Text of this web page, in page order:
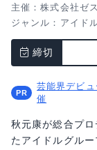
主催：株式会社ゼ
ジャンル： アイド
締切
芸能界デビ
催
秋元康が総合プ
たアイドルグル